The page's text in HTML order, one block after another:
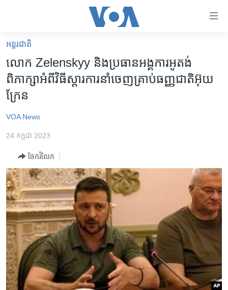
គេហទំព័រ​
ទាក់ទង
និង​
ចូល​
ទំព័រ​
ព័ត៌មាន​​
រំលង​
និង​
ចូល​
ទៅ​
រចនា
សម្ព័ន្ធ​
រំលង​
និង​
ចូល​
អន្តរជាតិ
អាមេរិក
ព្រឹត្តិការណ៍ព័ត៌មាន
ទូរទស្សន៍ / វីដេអូ​
វិទ្យុ / ផតខាសថ៍
កម្មវិធីទាំងអស់
Khmer English
បណ្តាញ​សង្គម
អន្តរជាតិ
លោក Zelenskyy និង​ប្រធាន​អង្គការ​អូតង់​
ពិភាក្សា​អំពី​វិធី​ស្ដារ​ការ​នាំចេញ​គ្រាប់​ធញ្ញជាតិ​អ៊ុយ
ក្រែន
VOA News
24 កក្កដា 2023
ចែករំលែក